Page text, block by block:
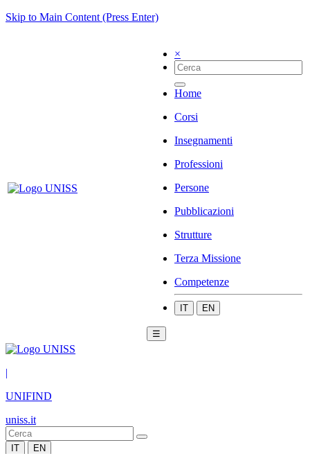
Skip to Main Content (Press Enter)
×
Home
Corsi
Insegnamenti
Professioni
Persone
Pubblicazioni
Strutture
Terza Missione
Competenze
IT EN
☰
|
UNIFIND
uniss.it
IT EN